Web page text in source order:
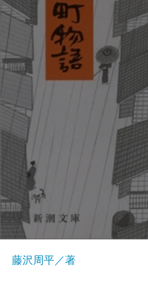
藤沢周平／著